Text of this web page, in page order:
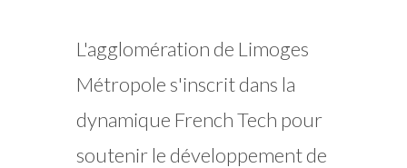
L'agglomération de Limoges
Métropole s'inscrit dans la
dynamique French Tech pour
soutenir le développement de